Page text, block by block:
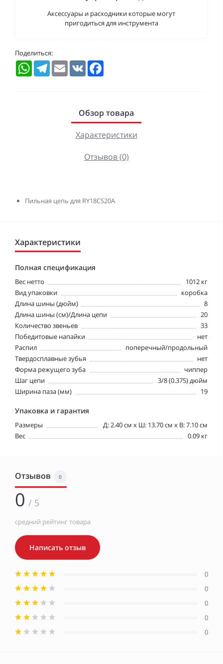
Аксессуары и расходники которые могут
пригодиться для инструмента
Поделиться:
WhatsAppTelegramEmail VK
Обзор товара
Характеристики
Отзывов (0)
Пильная цепь для RY18CS20A
Характеристики
Полная спецификация
Вес нетто
1012 кг
Вид упаковки
коробка
Длина шины (дюйм)
8
Длина шины (см)/Длина цепи
20
Количество звеньев
33
Победитовые напайки
нет
Распил
поперечный/продольный
Твердосплавные зубья
нет
Форма режущего зуба
чиппер
Шаг цепи
3/8 (0.375) дюйм
Ширина паза (мм)
19
Упаковка и гарантия
Размеры
Д: 2.40 см х Ш: 13.70 см x В: 7.10 см
Вес
0.09 кг
Отзывов 0
0 / 5
средний рейтинг товара
Написать отзыв
0
0
0
0
0